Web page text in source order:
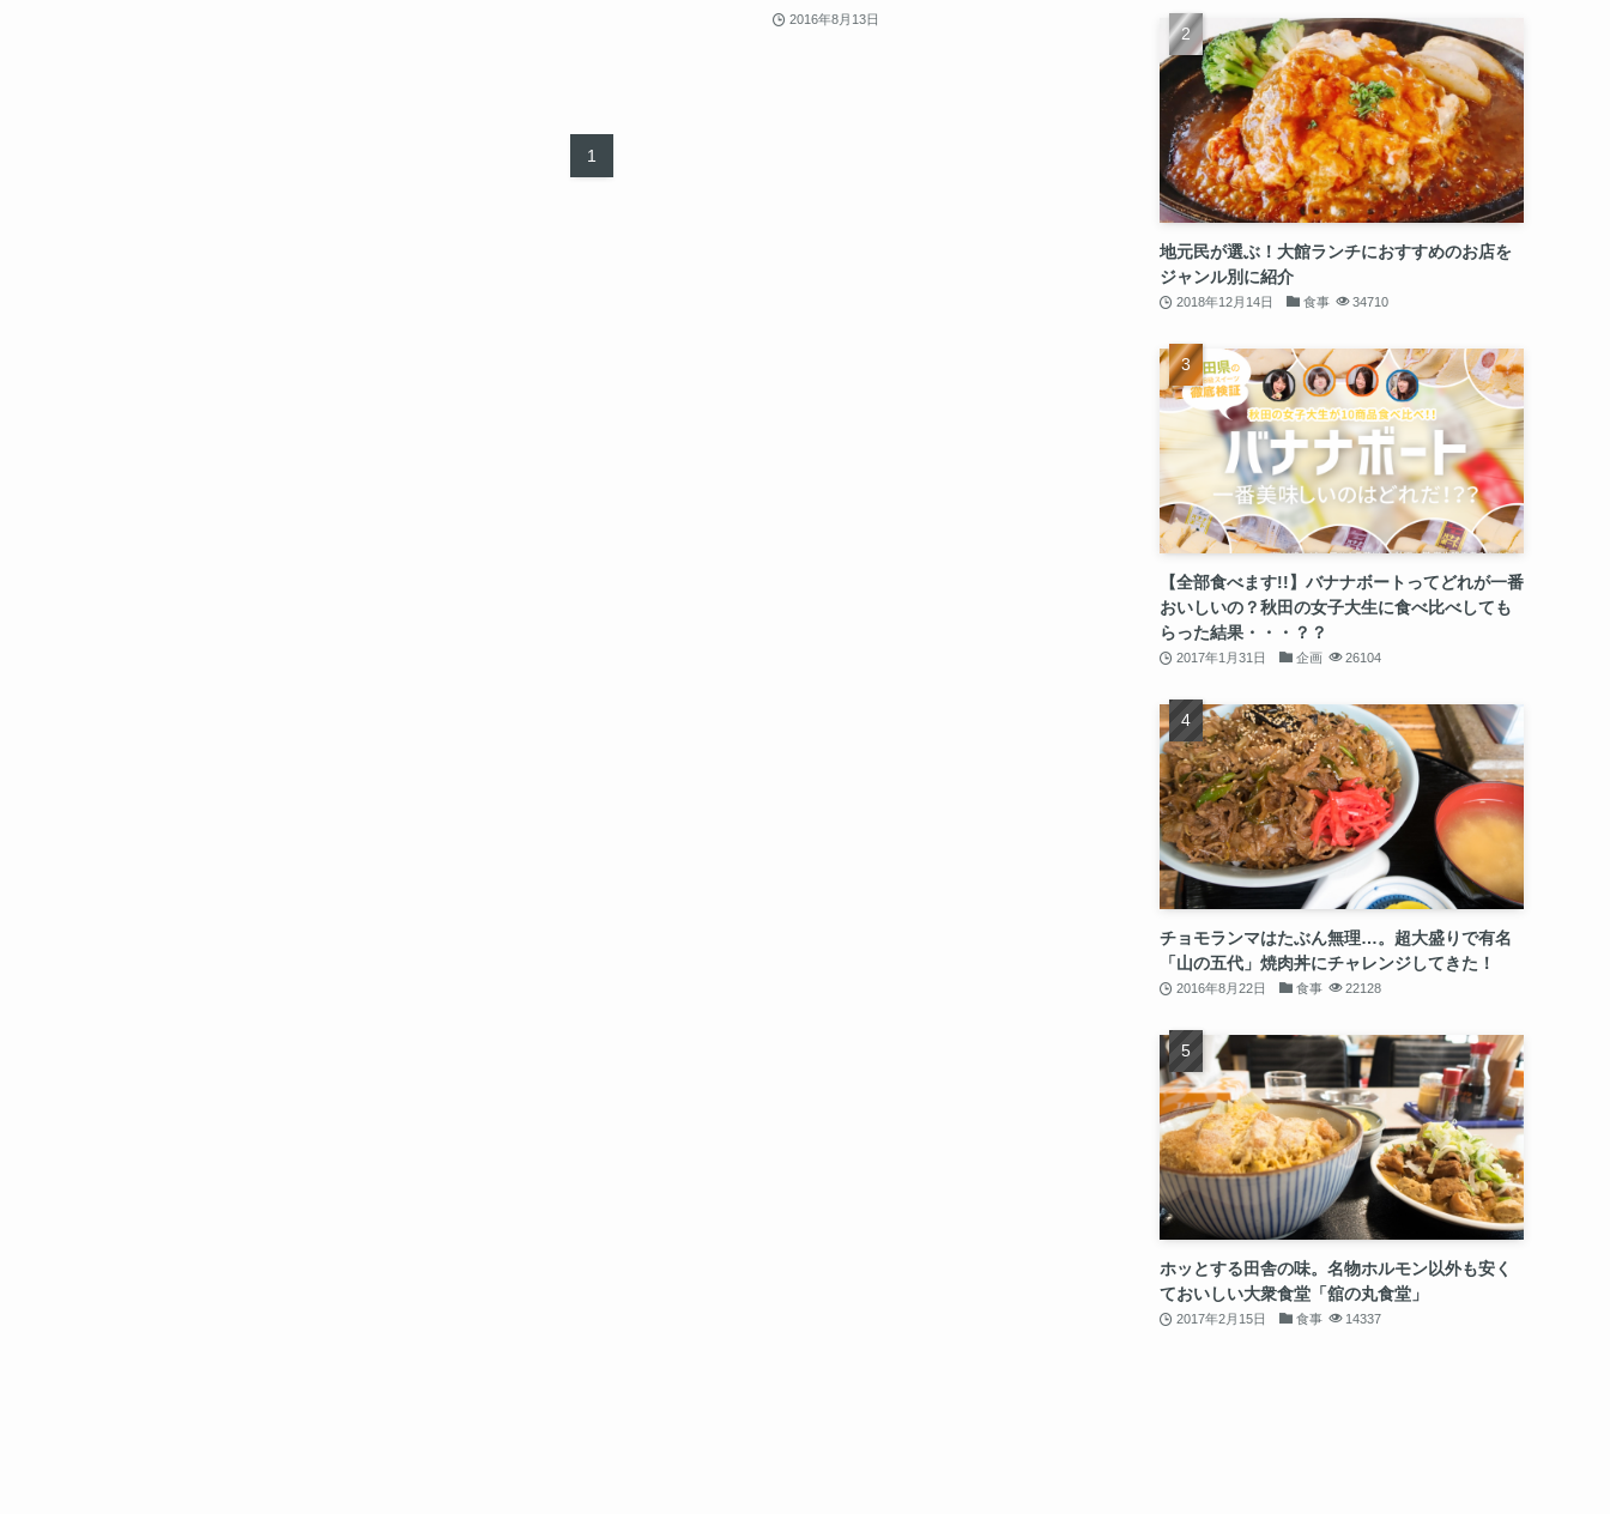
2016年8月13日
1
地元民が選ぶ！大館ランチにおすすめのお店を
ジャンル別に紹介
2018年12月14日 食事 34710
【全部食べます!!】バナナボートってどれが一番
おいしいの？秋田の女子大生に食べ比べしても
らった結果・・・？？
2017年1月31日 企画 26104
チョモランマはたぶん無理…。超大盛りで有名
「山の五代」焼肉丼にチャレンジしてきた！
2016年8月22日 食事 22128
ホッとする田舎の味。名物ホルモン以外も安く
ておいしい大衆食堂「舘の丸食堂」
2017年2月15日 食事 14337